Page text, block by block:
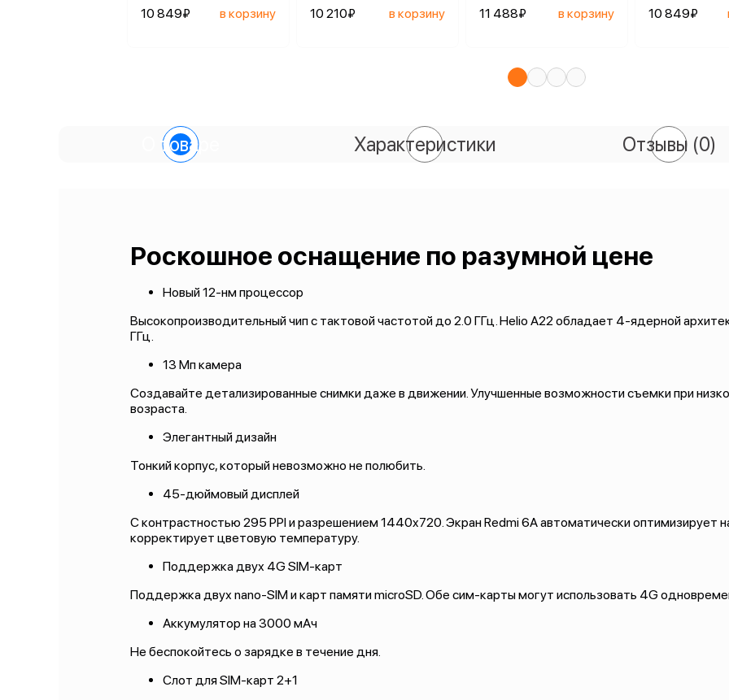
10 849₽
в корзину
10 210₽
в корзину
11 488₽
в корзину
10 849₽
О товаре Характеристики Отзывы (0)
Роскошное оснащение по разумной цене
Новый 12-нм процессор
Высокопроизводительный чип с тактовой частотой до 2.0 ГГц. Helio A22 обладает 4-ядерной
ГГц.
13 Мп камера
Создавайте детализированные снимки даже в движении. Улучшенные возможности съемки при
возраста.
Элегантный дизайн
Тонкий корпус, который невозможно не полюбить.
45-дюймовый дисплей
С контрастностью 295 PPI и разрешением 1440x720. Экран Redmi 6A автоматически оптимизирует
корректирует цветовую температуру.
Поддержка двух 4G SIM-карт
Поддержка двух nano-SIM и карт памяти microSD. Обе сим-карты могут использовать 4G
Аккумулятор на 3000 мАч
Не беспокойтесь о зарядке в течение дня.
Слот для SIM-карт 2+1